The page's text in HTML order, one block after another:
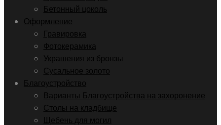
Бетонный цоколь
Оформление
Гравировка
Фотокерамика
Украшения из бронзы
Сусальное золото
Благоустройство
Варианты Благоустройства на захоронение
Столы на кладбище
Щебень для могил